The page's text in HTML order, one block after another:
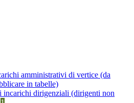
amministrativi di vertice (da
in tabelle)
incarichi dirigenziali (dirigenti non